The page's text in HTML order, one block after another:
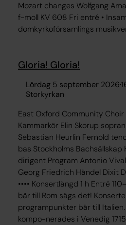
Mozart changes Wolfgang
f-moll KV 608 Fri entré •
domkyrkoförsamlings
Gloria! Gloria!
lördag 5 september 2026·
Storkyrkan
East Oxford Community
Kammarkör Elin Skorup
Sebastian Heurlin Fernold
bas Stockholms Bachsällskap
dirigent Program Antonio
Georg Friedrich Händel Dixit
•••• Konsertlängd 1 h Entré
bär till Rom sägs det!
programpunkter bär till
kompo-nerades i Venedig